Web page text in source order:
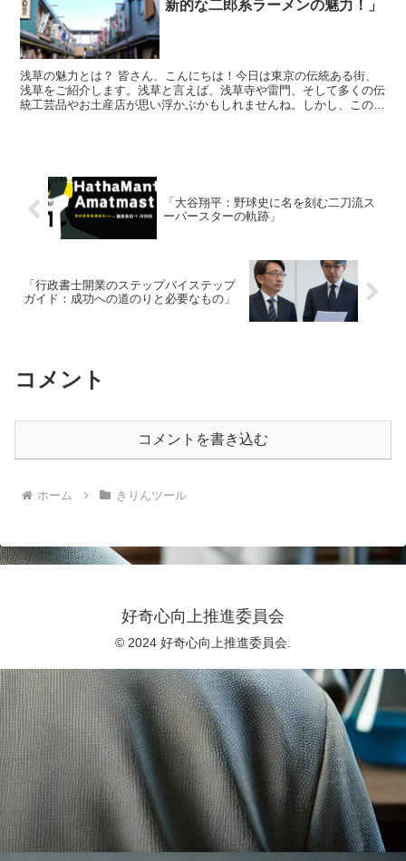
新的な二郎系ラーメンの魅力！」
浅草の魅力とは？ 皆さん、こんにちは！今日は東京の伝統ある街、
浅草をご紹介します。浅草と言えば、浅草寺や雷門、そして多くの伝
統工芸品やお土産店が思い浮かぶかもしれませんね。しかし、この歴
「大谷翔平：野球史に名を刻む二刀流ス
ーパースターの軌跡」
「行政書士開業のステップバイステップ
ガイド：成功への道のりと必要なもの」
コメント
コメントを書き込む
ホーム きりんツール
好奇心向上推進委員会
© 2024 好奇心向上推進委員会.